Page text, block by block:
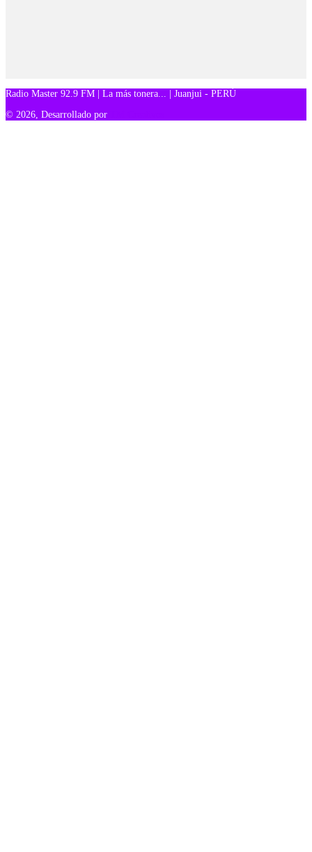
Radio Master 92.9 FM | La más tonera... | Juanjui - PERÚ
© 2026, Desarrollado por